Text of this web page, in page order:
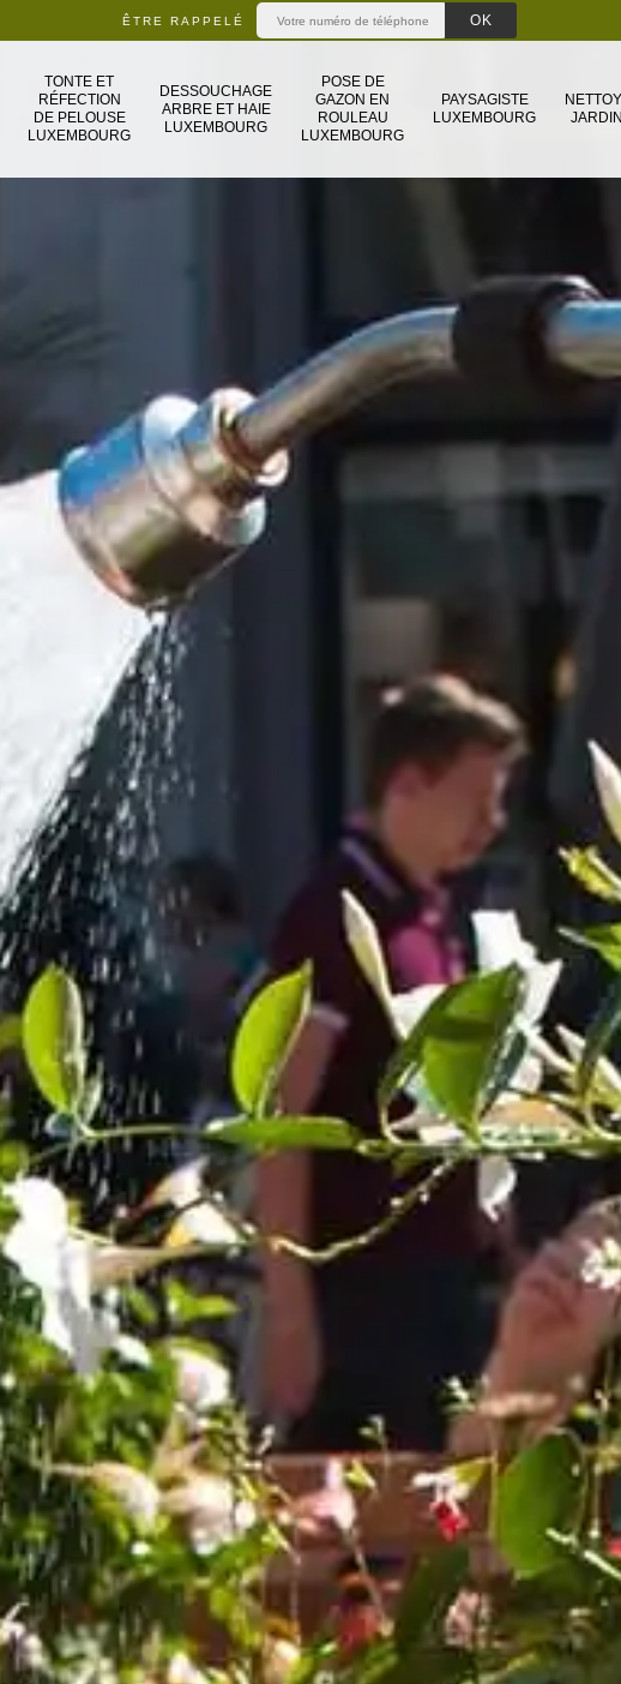
ÊTRE RAPPELÉ
TONTE ET
RÉFECTION
DE PELOUSE
LUXEMBOURG
DESSOUCHAGE
ARBRE ET HAIE
LUXEMBOURG
POSE DE
GAZON EN
ROULEAU
LUXEMBOURG
PAYSAGISTE
LUXEMBOURG